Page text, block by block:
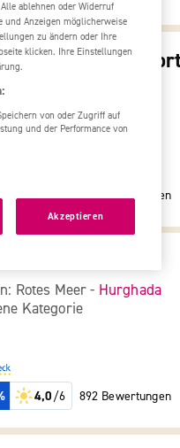
Beach
-
4,4/6 692 Bewertungen
Rotes Meer - Hurghada
Kategorie
4,0/6 892 Bewertungen
ablehnen oder Widerruf
Anzeigen möglicherweise
zu ändern oder Ihre
klicken. Ihre Einstellungen
von oder Zugriff auf
und der Performance von
Akzeptieren